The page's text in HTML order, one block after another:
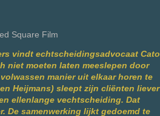
Square Film
vindt echtscheidingsadvocaat Cato
niet moeten laten meeslepen door
manier uit elkaar horen te
Heijmans) sleept zijn cliënten liever
ellenlange vechtscheiding. Dat
De samenwerking lijkt gedoemd te